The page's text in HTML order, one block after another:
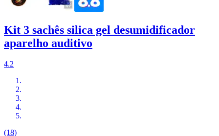
Kit 3 sachês silica gel desumidificador
aparelho auditivo
4.2
(18)